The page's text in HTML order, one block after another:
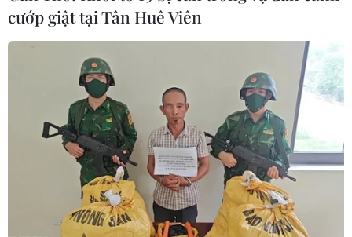
TIN CÙNG CHUYÊN MỤC
Chuyên gia Nhật Bản nói Việt Nam
nên ưu tiên sản xuất và đóng gói chip
08/08/2026 13:28
cướp giật tại Tân Huê Viên